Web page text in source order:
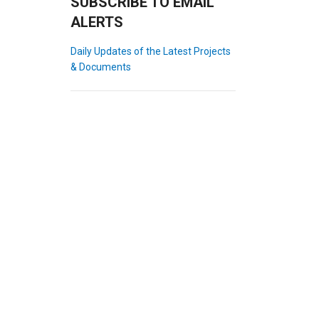
ALERTS
Daily Updates of the Latest Projects
& Documents